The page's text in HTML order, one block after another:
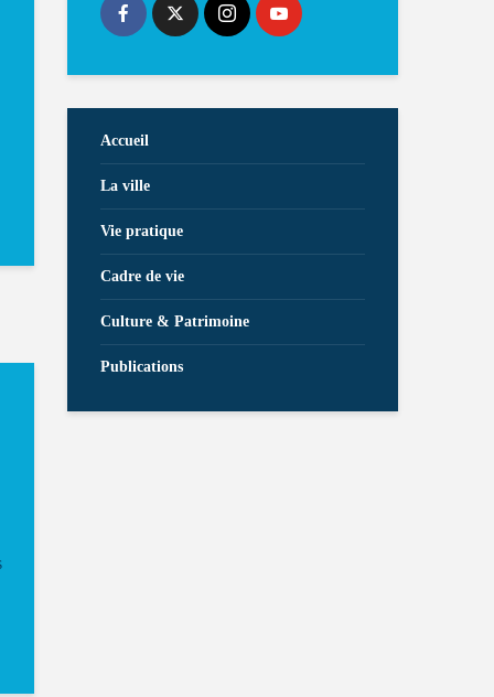
Accueil
La ville
Vie pratique
Cadre de vie
Culture & Patrimoine
Publications